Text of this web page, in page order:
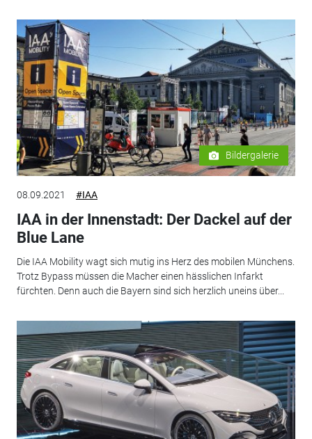
Bildergalerie
08.09.2021 #IAA
IAA in der Innenstadt: Der Dackel auf der
Blue Lane
Die IAA Mobility wagt sich mutig ins Herz des mobilen Münchens.
Trotz Bypass müssen die Macher einen hässlichen Infarkt
fürchten. Denn auch die Bayern sind sich herzlich uneins über...